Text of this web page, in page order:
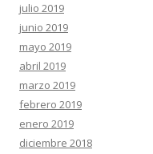
julio 2019
junio 2019
mayo 2019
abril 2019
marzo 2019
febrero 2019
enero 2019
diciembre 2018